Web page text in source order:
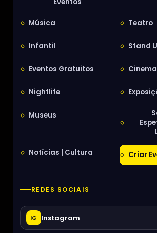
Música Teatro
Infantil Stand
Eventos Gratuitos Cinema
Nightlife
Museus
Notícias | Cultura Criar
REDES SOCIAIS
IG Instagram